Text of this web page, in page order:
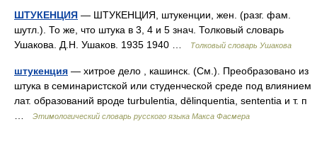
ШТУКЕНЦИЯ — ШТУКЕНЦИЯ, штукенции, жен. (разг. фам.
шутл.). То же, что штука в 3, 4 и 5 знач. Толковый словарь
Ушакова. Д.Н. Ушаков. 1935 1940 …
Толковый словарь Ушакова
штукенция — хитрое дело , кашинск. (См.). Преобразовано из
штука в семинаристской или студенческой среде под влиянием
лат. образований вроде turbulentia, dēlinquentia, sententia и т. п
Этимологический словарь русского языка Макса Фасмера